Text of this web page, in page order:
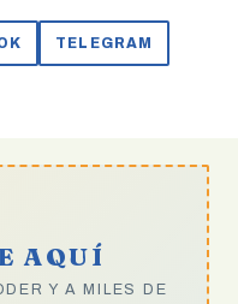
TELEGRAM
AQUÍ
Y A MILES DE